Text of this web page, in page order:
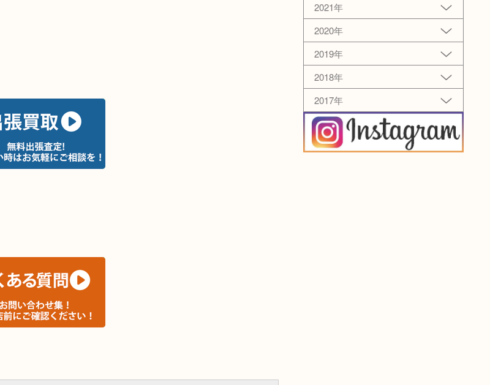
2021年
2020年
2019年
2018年
2017年